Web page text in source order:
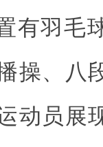
有羽毛
操、八
动员展